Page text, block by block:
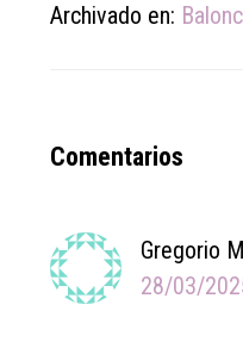
Archivado en:
Reader
Comentarios
Gregorio
28/03/